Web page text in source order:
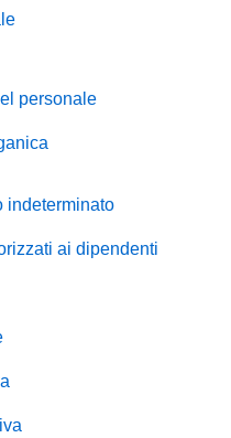
personale
indeterminato
ai dipendenti